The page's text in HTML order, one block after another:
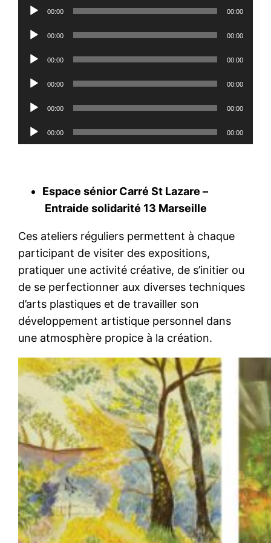
Lecteur00:00 00:00
Lecteur00:00 00:00
Lecteur00:00 00:00
Lecteur00:00 00:00
Lecteur00:00 00:00
Lecteur
audio
00:00 00:00
Espace sénior Carré St Lazare –
Entraide solidarité 13 Marseille
Ces ateliers réguliers permettent à chaque
participant de visiter des expositions,
pratiquer une activité créative, de s’initier ou
de se perfectionner aux diverses techniques
d’arts plastiques et de travailler son
développement artistique personnel dans
une atmosphère propice à la création.